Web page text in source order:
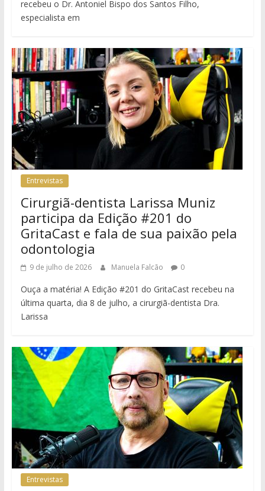
recebeu o Dr. Antoniel Bispo dos Santos Filho,
especialista em
Entrevistas
Cirurgiã-dentista Larissa Muniz
participa da Edição #201 do
GritaCast e fala de sua paixão pela
odontologia
9 de julho de 2026 Manuela Falcão 0
Ouça a matéria! A Edição #201 do GritaCast recebeu na
última quarta, dia 8 de julho, a cirurgiã-dentista Dra.
Larissa
Entrevistas